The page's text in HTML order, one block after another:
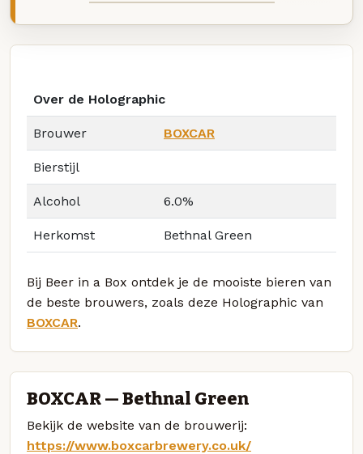
Over de Holographic
Brouwer BOXCAR
Bierstijl
Alcohol 6.0%
Herkomst Bethnal Green
Bij Beer in a Box ontdek je de mooiste bieren van
de beste brouwers, zoals deze Holographic van
BOXCAR.
BOXCAR — Bethnal Green
Bekijk de website van de brouwerij:
https://www.boxcarbrewery.co.uk/